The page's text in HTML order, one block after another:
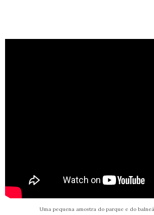
Uma pequena amostra do parque e do